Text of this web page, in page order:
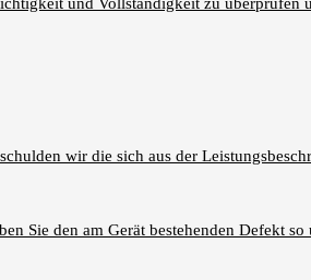
wir die sich aus der
Sie den am Gerät bestehenden Defekt